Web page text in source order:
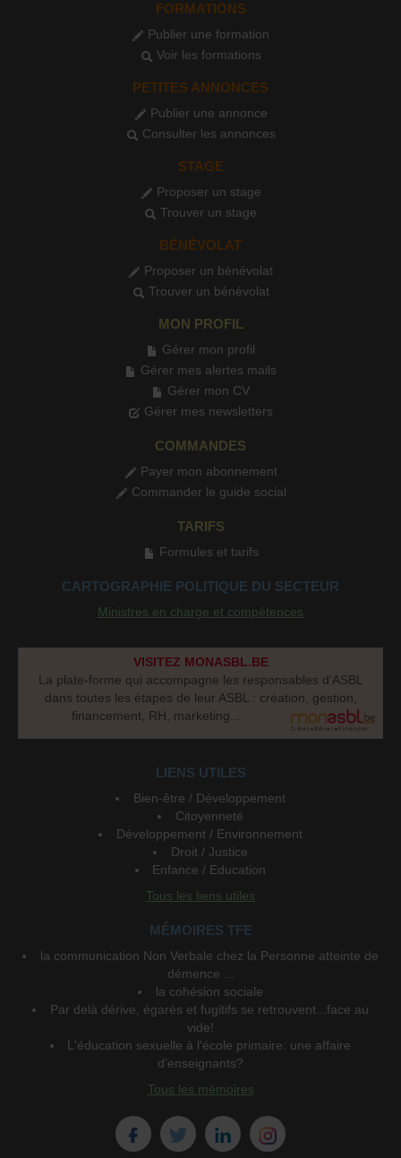
FORMATIONS
Publier une formation
Voir les formations
PETITES ANNONCES
Publier une annonce
Consulter les annonces
STAGE
Proposer un stage
Trouver un stage
BÉNÉVOLAT
Proposer un bénévolat
Trouver un bénévolat
MON PROFIL
Gérer mon profil
Gérer mes alertes mails
Gérer mon CV
Gérer mes newsletters
COMMANDES
Payer mon abonnement
Commander le guide social
TARIFS
Formules et tarifs
CARTOGRAPHIE POLITIQUE DU SECTEUR
Ministres en charge et compétences
VISITEZ MONASBL.BE
La plate-forme qui accompagne les responsables d’ASBL
dans toutes les étapes de leur ASBL : création, gestion,
financement, RH, marketing...
LIENS UTILES
Bien-être / Développement
Citoyenneté
Développement / Environnement
Droit / Justice
Enfance / Education
Tous les liens utiles
MÉMOIRES TFE
la communication Non Verbale chez la Personne atteinte de
démence ...
la cohésion sociale
Par delà dérive, égarés et fugitifs se retrouvent...face au
vide!
L'éducation sexuelle à l'école primaire: une affaire
d'enseignants?
Tous les mémoires